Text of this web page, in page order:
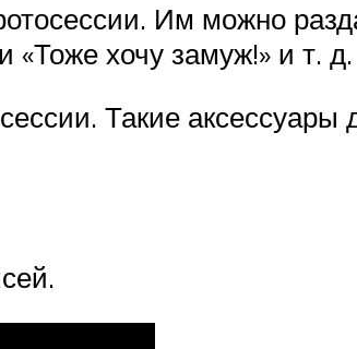
Им можно
«Тоже хочу замуж!» и т. д.
Такие аксессуары